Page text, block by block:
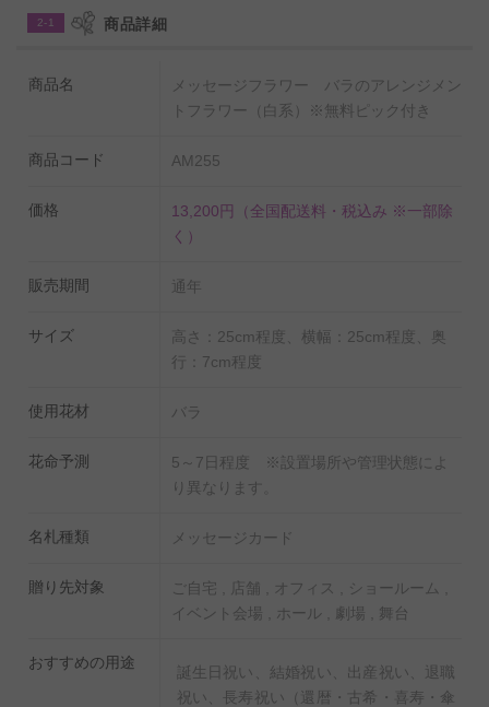
る可愛らしいバラのアレンジメントフラワー商品です。
本物のケーキに使用されるケーキ箱に入れてお届けする
ので、お届け先の方にも箱を開けるドキドキ感を楽しん
農林水産大臣賞をはじめ、数々の受賞歴がある生産者が
の長さが一般的な生花店で販売されているバラとは異な
長寿祝い（還暦・古希・喜寿・傘寿・米寿・卒寿・白
薦めの商品です。
【白バラ（ホワイトローズ）について】
白バラの花言葉は「純潔・純情」「約束」「尊敬」で
す。美しく気品ある真っ白な花は、何色にでも染まる可
【お祝いの気持ちを伝える「メッセージピック」】
装飾オプションのメッセージピックは、見本写真3種の
いずれかよりお選びいただけます。ご希望がある場合
2-1 商品詳細
商品名
メッセージフラワー バラのアレンジメン
トフラワー（白系）※無料ピック付き
商品コード AM255
価格 13,200円
（全国配送料・税込み ※一部除
く）
販売期間 通年
サイズ
高さ：25cm程度、横幅：25cm程度、奥
行：7cm程度
使用花材 バラ
花命予測
5～7日程度 ※設置場所や管理状態によ
り異なります。
名札種類 メッセージカード
贈り先対象
ご自宅 , 店舗 , オフィス , ショールーム ,
イベント会場 , ホール , 劇場 , 舞台
おすすめの用途
誕生日祝い、結婚祝い、出産祝い、退職
祝い、長寿祝い（還暦・古希・喜寿・傘